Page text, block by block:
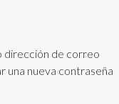
dirección de correo
una nueva contraseña